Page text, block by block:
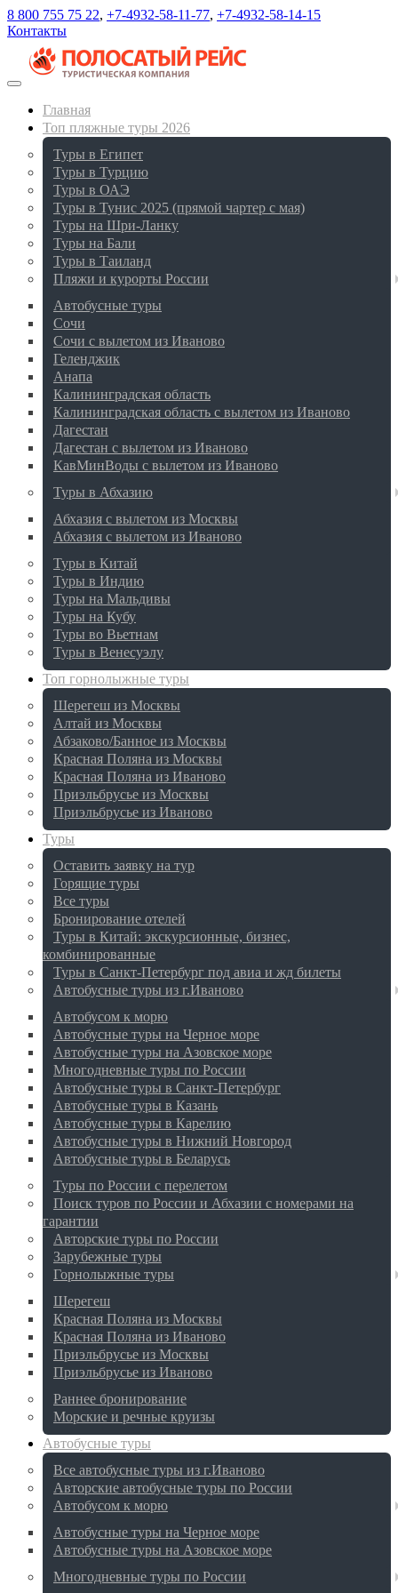
8 800 755 75 22, +7-4932-58-11-77, +7-4932-58-14-15
Контакты
Главная
Топ пляжные туры 2026
Туры в Египет
Туры в Турцию
Туры в ОАЭ
Туры в Тунис 2025 (прямой чартер с мая)
Туры на Шри-Ланку
Туры на Бали
Туры в Таиланд
Пляжи и курорты России
Автобусные туры
Сочи
Сочи с вылетом из Иваново
Геленджик
Анапа
Калининградская область
Калининградская область с вылетом из Иваново
Дагестан
Дагестан с вылетом из Иваново
КавМинВоды с вылетом из Иваново
Туры в Абхазию
Абхазия с вылетом из Москвы
Абхазия с вылетом из Иваново
Туры в Китай
Туры в Индию
Туры на Мальдивы
Туры на Кубу
Туры во Вьетнам
Туры в Венесуэлу
Топ горнолыжные туры
Шерегеш из Москвы
Алтай из Москвы
Абзаково/Банное из Москвы
Красная Поляна из Москвы
Красная Поляна из Иваново
Приэльбрусье из Москвы
Приэльбрусье из Иваново
Туры
Оставить заявку на тур
Горящие туры
Все туры
Бронирование отелей
Туры в Китай: экскурсионные, бизнес,
комбинированные
Туры в Санкт-Петербург под авиа и жд билеты
Автобусные туры из г.Иваново
Автобусом к морю
Автобусные туры на Черное море
Автобусные туры на Азовское море
Многодневные туры по России
Автобусные туры в Санкт-Петербург
Автобусные туры в Казань
Автобусные туры в Карелию
Автобусные туры в Нижний Новгород
Автобусные туры в Беларусь
Туры по России с перелетом
Поиск туров по России и Абхазии с номерами на
гарантии
Авторские туры по России
Зарубежные туры
Горнолыжные туры
Шерегеш
Красная Поляна из Москвы
Красная Поляна из Иваново
Приэльбрусье из Москвы
Приэльбрусье из Иваново
Раннее бронирование
Морские и речные круизы
Автобусные туры
Все автобусные туры из г.Иваново
Авторские автобусные туры по России
Автобусом к морю
Автобусные туры на Черное море
Автобусные туры на Азовское море
Многодневные туры по России